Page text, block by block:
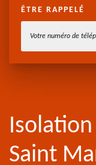
ÊTRE RAPPELÉ
Saint